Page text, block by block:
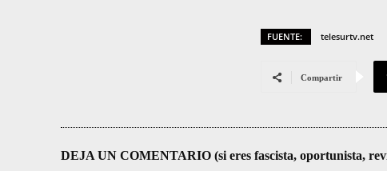
FUENTE: telesurtv.net
Compartir
DEJA UN COMENTARIO (si eres fascista, oportunista,